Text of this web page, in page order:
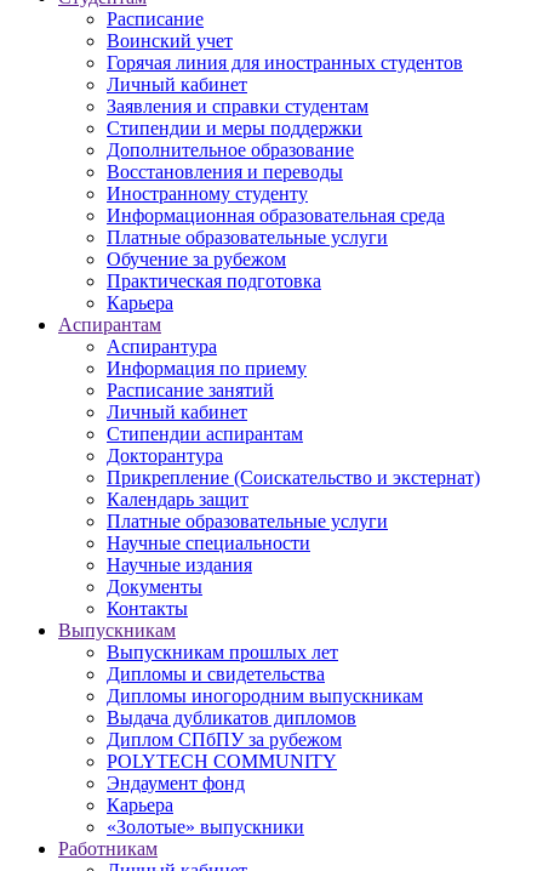
Расписание
Воинский учет
Горячая линия для иностранных студентов
Личный кабинет
Заявления и справки студентам
Стипендии и меры поддержки
Дополнительное образование
Восстановления и переводы
Иностранному студенту
Информационная образовательная среда
Платные образовательные услуги
Обучение за рубежом
Практическая подготовка
Карьера
Аспирантам
Аспирантура
Информация по приему
Расписание занятий
Личный кабинет
Стипендии аспирантам
Докторантура
Прикрепление (Соискательство и экстернат)
Календарь защит
Платные образовательные услуги
Научные специальности
Научные издания
Документы
Контакты
Выпускникам
Выпускникам прошлых лет
Дипломы и свидетельства
Дипломы иногородним выпускникам
Выдача дубликатов дипломов
Диплом СПбПУ за рубежом
POLYTECH COMMUNITY
Эндаумент фонд
Карьера
«Золотые» выпускники
Работникам